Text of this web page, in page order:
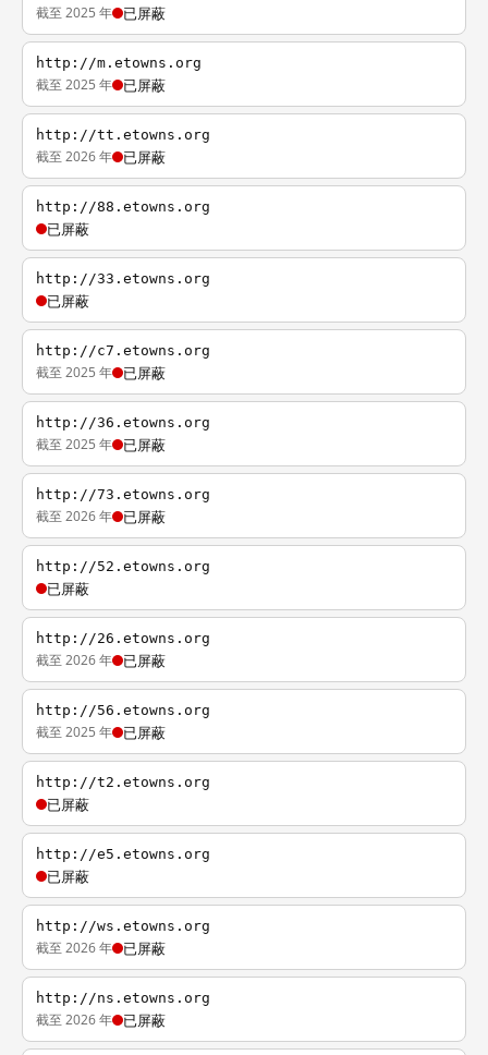
截至 2025 年 已屏蔽
http://m.etowns.org
截至 2025 年 已屏蔽
http://tt.etowns.org
截至 2026 年 已屏蔽
http://88.etowns.org
已屏蔽
http://33.etowns.org
已屏蔽
http://c7.etowns.org
截至 2025 年 已屏蔽
http://36.etowns.org
截至 2025 年 已屏蔽
http://73.etowns.org
截至 2026 年 已屏蔽
http://52.etowns.org
已屏蔽
http://26.etowns.org
截至 2026 年 已屏蔽
http://56.etowns.org
截至 2025 年 已屏蔽
http://t2.etowns.org
已屏蔽
http://e5.etowns.org
已屏蔽
http://ws.etowns.org
截至 2026 年 已屏蔽
http://ns.etowns.org
截至 2026 年 已屏蔽